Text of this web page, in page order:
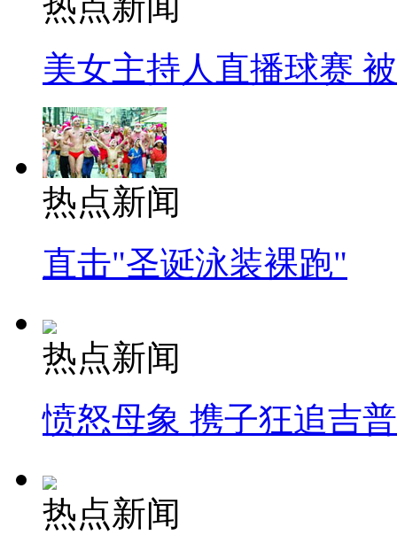
美女主持人直播球赛
热点新闻
直击"圣诞泳装裸跑"
热点新闻
愤怒母象 携子狂追吉
热点新闻